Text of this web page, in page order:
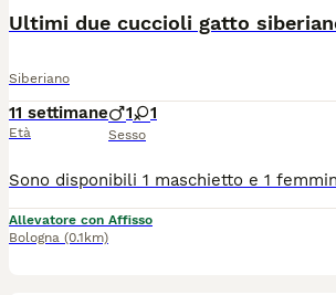
Siberiano
11 settimane
Età
1 1
Sesso
Allevatore con Affisso
Bologna (0.1km)